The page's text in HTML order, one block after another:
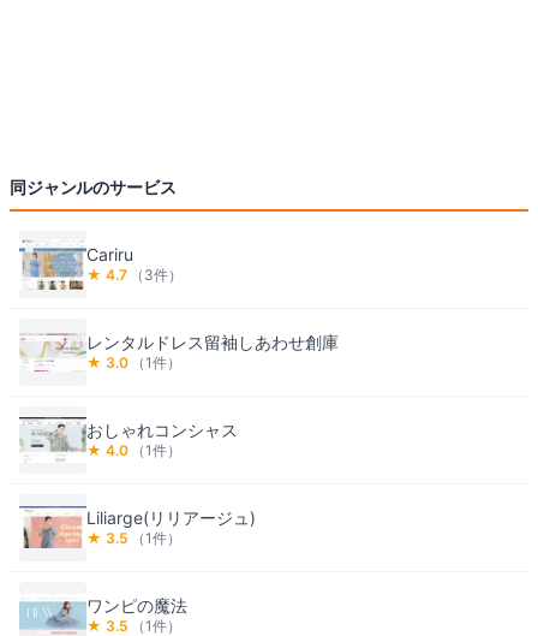
同ジャンルのサービス
Cariru
★ 4.7 （ 3件）
レンタルドレス留袖しあわせ創庫
★ 3.0 （1件）
おしゃれコンシャス
★ 4.0 （1件）
Liliarge(リリアージュ)
★ 3.5 （1件）
ワンピの魔法
★ 3.5 （1件）